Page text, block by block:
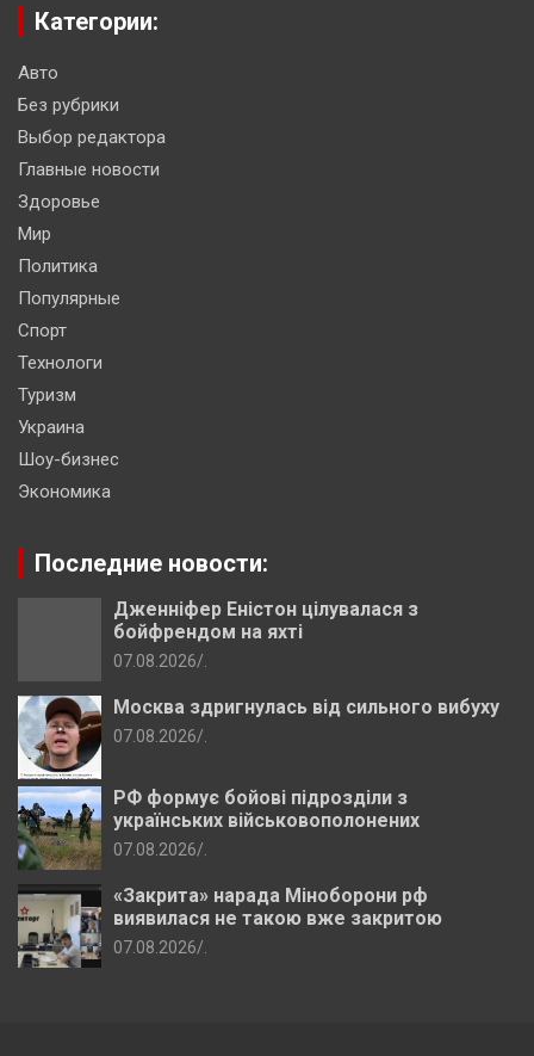
Категории:
Авто
Без рубрики
Выбор редактора
Главные новости
Здоровье
Мир
Политика
Популярные
Спорт
Технологи
Туризм
Украина
Шоу-бизнес
Экономика
Последние новости:
Дженніфер Еністон цілувалася з
бойфрендом на яхті
07.08.2026
Москва здригнулась від сильного вибуху
07.08.2026
РФ формує бойові підрозділи з
українських військовополонених
07.08.2026
«Закрита» нарада Міноборони рф
виявилася не такою вже закритою
07.08.2026